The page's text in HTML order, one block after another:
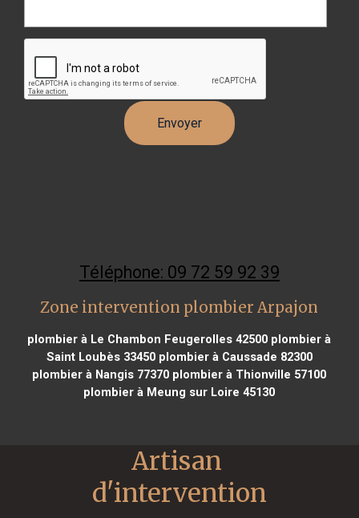
Téléphone: 09 72 59 92 39
Zone intervention plombier Arpajon
plombier à Le Chambon Feugerolles 42500 plombier à
Saint Loubès 33450plombier à Caussade 82300
plombier à Nangis 77370 plombier à Thionville 57100
plombier à Meung sur Loire 45130
Artisan
d'intervention